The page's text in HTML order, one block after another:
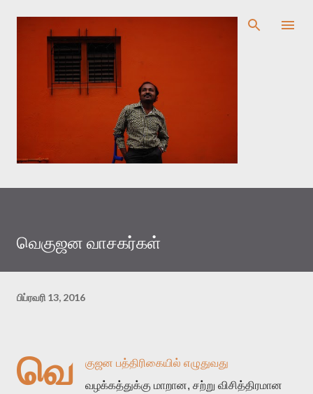
முதன்மை உள்ளடக்கத்திற்குச் செல்
வெகுஜன வாசகர்கள்
பிப்ரவரி 13, 2016
வெ
குஜன பத்திரிகையில் எழுதுவது
வழக்கத்துக்கு மாறான, சற்று விசித்திரமான